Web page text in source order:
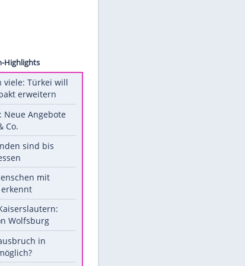
Unsere Themen-Highlights
Aus drei mach viele: Türkei will
neuen Militärpakt erweitern
bei ALDI, Lidl & Co.